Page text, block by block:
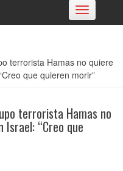
Toggle
navigation
terrorista Hamas no quiere
que quieren morir”
terrorista Hamas no
“Creo que